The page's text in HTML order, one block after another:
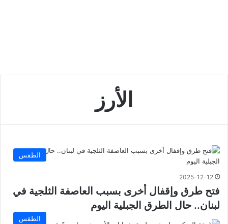
الأرز
الطقس
2025-12-12
فتح طرق وإقفال أخرى بسبب العاصفة الثلجية في
لبنان.. حال الطرق الجبلية اليوم
الطقس